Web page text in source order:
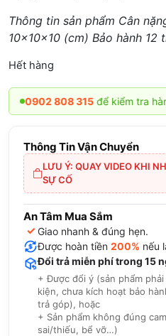
Thông tin sản phẩm Cân
10x10x10 (cm) Bảo hành 12
Hết hàng
808 315để kiểm tra hàng
Thông Tin Vận Chuyển
LƯU Ý: QUAY VIDEO KHI
SỰ CỐ
An Tâm Mua Sắm
✓ Giao nhanh & đúng hẹn.
Được hoàn tiền 200% nếu
Đổi trả miễn phí trong 15
+ Được đổi ý (sản phẩm
kiện, chưa kích hoạt bảo
trả góp), hoặc
+ Sản phẩm không đúng
sai/thiếu, bể vỡ…)